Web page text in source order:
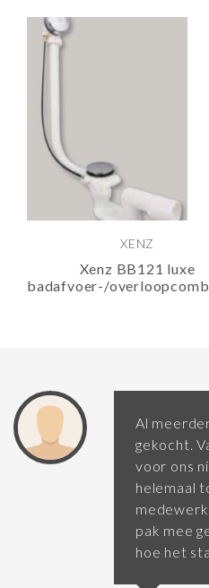
XENZ
Xenz BB121 luxe
badafvoer-/
Al
gekocht.
voor ons
helemaal
pak mee
hoe het